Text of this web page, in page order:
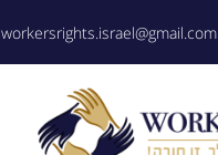
workersrights.israel@gmail.com